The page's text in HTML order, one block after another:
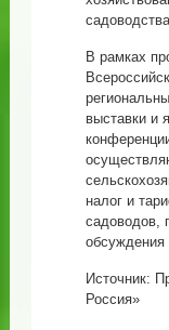
В рамках
выставки и
налог и
садоводов,
обсуждения
Источник:
Россия»